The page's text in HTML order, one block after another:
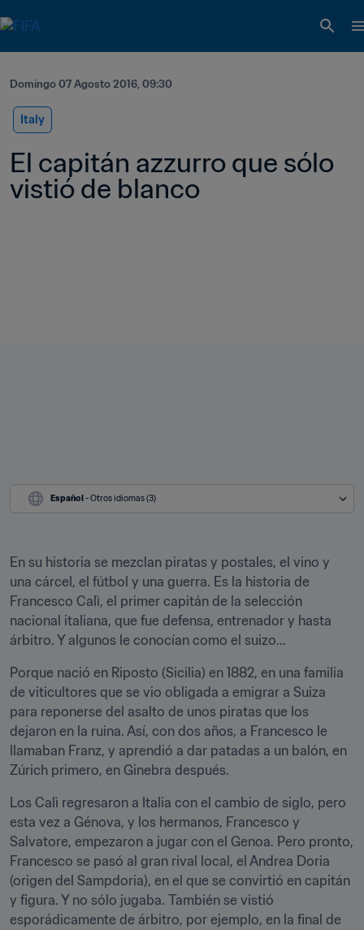
Domingo 07 Agosto 2016, 09:30
Italy
El capitán azzurro que sólo
vistió de blanco
Español - Otros idiomas (3)
En su historia se mezclan piratas y postales, el vino y
una cárcel, el fútbol y una guerra. Es la historia de
Francesco Calì, el primer capitán de la selección
nacional italiana, que fue defensa, entrenador y hasta
árbitro. Y algunos le conocían como el suizo...
Porque nació en Riposto (Sicilia) en 1882, en una familia
de viticultores que se vio obligada a emigrar a Suiza
para reponerse del asalto de unos piratas que los
dejaron en la ruina. Así, con dos años, a Francesco le
llamaban Franz, y aprendió a dar patadas a un balón, en
Zúrich primero, en Ginebra después.
Los Calì regresaron a Italia con el cambio de siglo, pero
esta vez a Génova, y los hermanos, Francesco y
Salvatore, empezaron a jugar con el Genoa. Pero pronto,
Francesco se pasó al gran rival local, el Andrea Doria
(origen del Sampdoria), en el que se convirtió en capitán
y figura. Y no sólo jugaba. También se vistió
esporádicamente de árbitro, por ejemplo, en la final de